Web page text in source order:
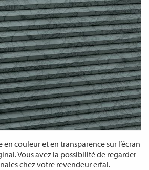
en couleur et en transparence sur l’écran
Vous avez la possibilité de regarder
chez votre revendeur erfal.